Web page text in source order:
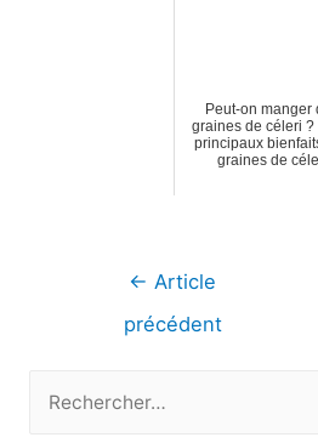
Peut-on manger
graines de céleri ?
principaux
graines de
Navigation
← Article
précédent